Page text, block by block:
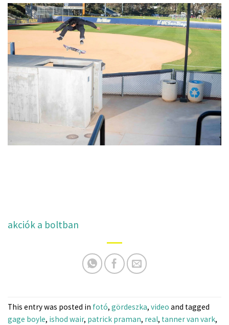
akciók a boltban
This entry was posted in fotó, gördeszka, video and tagged
gage boyle, ishod wair, patrick praman, real, tanner van vark,